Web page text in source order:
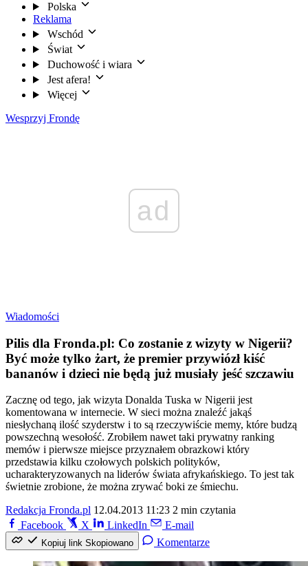
Polska
Reklama
Wschód
Świat
Duchowość i wiara
Jest afera!
Więcej
Wesprzyj Frondę
ad
Wiadomości
Pilis dla Fronda.pl: Co zostanie z wizyty w Nigerii?
Być może tylko żart, że premier przywiózł kiść
bananów i dzieci nie będą już musiały jeść szczawiu
Zacznę od tego, jak wizyta Donalda Tuska w Nigerii jest
komentowana w internecie. W sieci można znaleźć jakąś
niesłychaną ilość szyderstw i to są rzeczywiście memy, które budzą
powszechną wesołość. Zrobiłem nawet taki prywatny ranking
memów i pierwsze miejsce przyznałem obrazkowi który
przedstawia kilku czołowych polskich polityków,
ucharakteryzowanych na liderów świata afrykańskiego. To jest tak
świetnie zrobione, że można zrywać boki ze śmiechu.
Redakcja Fronda.pl 12.04.2013 11:23 2 min czytania
Facebook
X LinkedIn E-mail
Kopiuj link Skopiowano Komentarze